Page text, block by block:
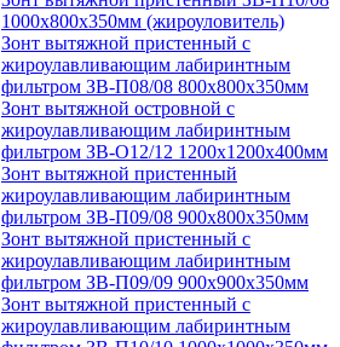
1000х800х350мм (жироуловитель)
Зонт вытяжной пристенный с
жироулавливающим лабиринтным
фильтром ЗВ-П08/08 800х800х350мм
Зонт вытяжной островной с
жироулавливающим лабиринтным
фильтром ЗВ-О12/12 1200х1200х400мм
Зонт вытяжной пристенный
жироулавливающим лабиринтным
фильтром ЗВ-П09/08 900х800х350мм
Зонт вытяжной пристенный с
жироулавливающим лабиринтным
фильтром ЗВ-П09/09 900х900х350мм
Зонт вытяжной пристенный с
жироулавливающим лабиринтным